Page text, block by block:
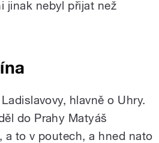
jinak nebyl přijat než
hlavně o Uhry.
do Prahy Matyáš
a to v poutech, a hned nato